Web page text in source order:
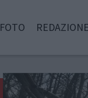
FOTO REDAZIONE